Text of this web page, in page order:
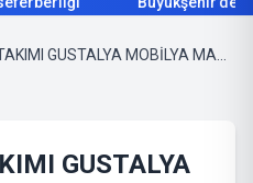
GUSTALYA